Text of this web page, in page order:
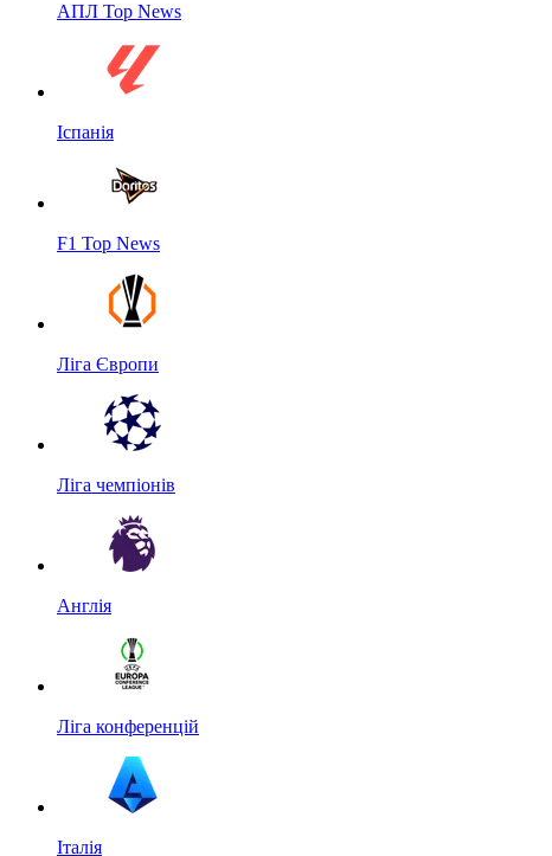
АПЛ Top News
Іспанія
F1 Top News
Ліга Європи
Ліга чемпіонів
Англія
Ліга конференцій
Італія